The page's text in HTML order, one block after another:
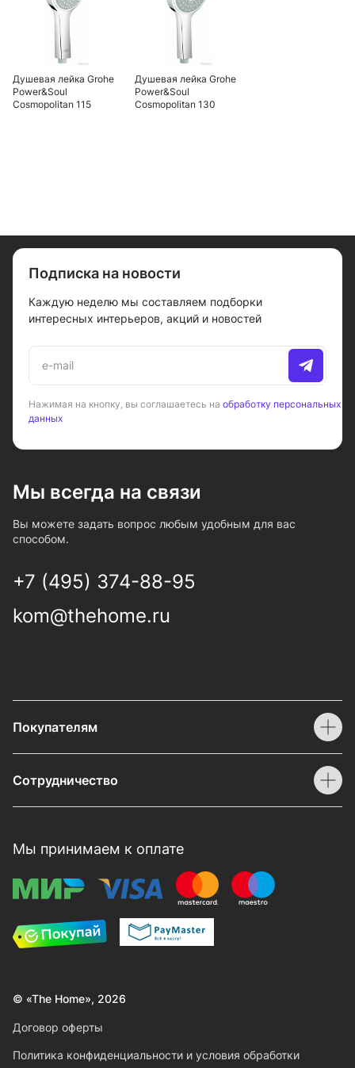
Душевая лейка Grohe
Power&Soul
Cosmopolitan 115
Душевая лейка Grohe
Power&Soul
Cosmopolitan 130
Подписка на новости
Каждую неделю мы составляем подборки
интересных интерьеров, акций и новостей
Нажимая на кнопку, вы соглашаетесь на обработку персональных
данных
Мы всегда на связи
Вы можете задать вопрос любым удобным для вас
способом.
+7 (495) 374-88-95
kom@thehome.ru
Покупателям
Сотрудничество
Мы принимаем к оплате
© «The Home», 2026
Договор оферты
Политика конфиденциальности и условия обработки